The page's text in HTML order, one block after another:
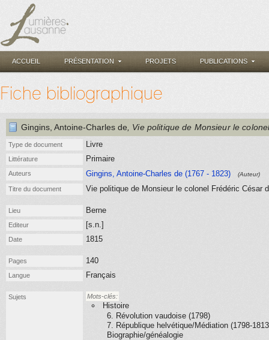
ACCUEIL PRÉSENTATION PROJETS PUBLICATIONS
Fiche bibliographique
Gingins, Antoine-Charles de , Vie politique de Monsieur le
Type de document Livre
Littérature Primaire
Auteurs Gingins, Antoine-Charles de (1767 - 1823) (Auteur)
Titre du document Vie politique de Monsieur le colonel Frédéric César
Lieu Berne
Editeur [s.n.]
Date 1815
Pages 140
Langue Français
Sujets Mots-clés:
Histoire
6. Révolution vaudoise (1798)
7. République helvétique/Médiation (1798-
Biographie/généalogie